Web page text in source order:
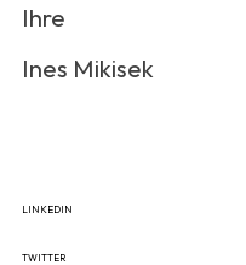
Ihre
Ines Mikisek
LINKEDIN
TWITTER